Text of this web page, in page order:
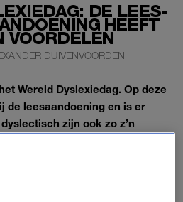
DE LEES-
HEEFT
VOORDELEN
DUIVENVOORDEN
Wereld Dyslexiedag. Op deze
de leesaandoening en is er
zijn ook zo z’n
acht procent van de bevolking